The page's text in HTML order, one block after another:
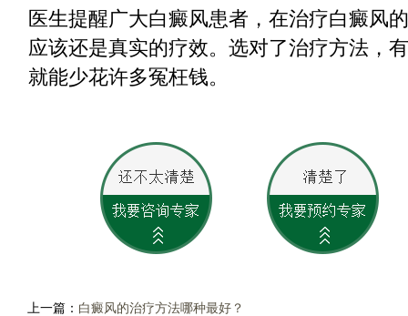
医生提醒广大白癜风患者，在治疗白癜风
应该还是真实的疗效。选对了治疗方法，
就能少花许多冤枉钱。
上一篇： 白癜风的治疗方法哪种最好？